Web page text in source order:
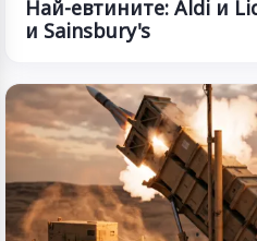
Най-евтините: Aldi и
и Sainsbury's